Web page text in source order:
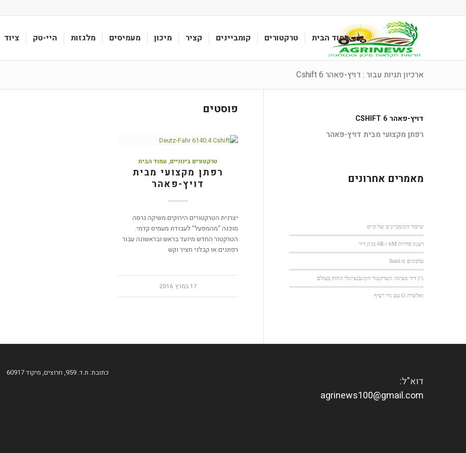
עמוד הבית טרקטורים קומביינים קציר מיכון מעמיסים מלגזות היי-טק ציוד
ארכיון תגיות עבור : דויץ-פאהר 6 Cshift
פוסטים
טרקטורים בינוניים, עמוד הבית
רפתן מקצועי מבית
דויץ-פאהר
יצרנית הטרקטורים הירוקים משיקה גרסה
מוכנה "מהמפעל" לעבודת מעמיס קדמי.
הטרקטור החדש מיועד בראש ובראשונה עבור
רפתנים או קבלני חציר וקש
17 במרץ 2016
דויץ-פאהר 6 CSHIFT
רפתן מקצועי מבית דויץ-פאהר
מאמרים אחרונים
שיפור הקומביינים של קייס
רענון סדרות 6M ו-6R בג'ון דיר
עדכונים מ-Stihl
ג'ון דיר מציגה: הטרקטור הקונבנציונלי החזק בעולם
ואלטרה G עם גיר רציף
דוא"ל:
agrinews100@gmail.com
כתובת: ת.ד. 959, חרוצים, מיקוד 60917